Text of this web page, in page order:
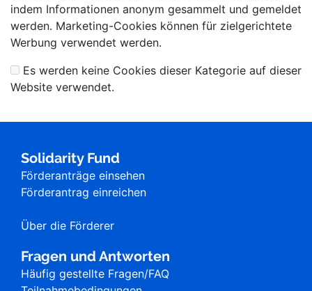
indem Informationen anonym gesammelt und gemeldet
werden. Marketing-Cookies können für zielgerichtete
Werbung verwendet werden.
Website verwendet.
Solidarity Fund
Förderanträge einsehen
Förderantrag einreichen
Über die Förderer
Fragen und Antworten
Häufig gestellte Fragen/FAQ